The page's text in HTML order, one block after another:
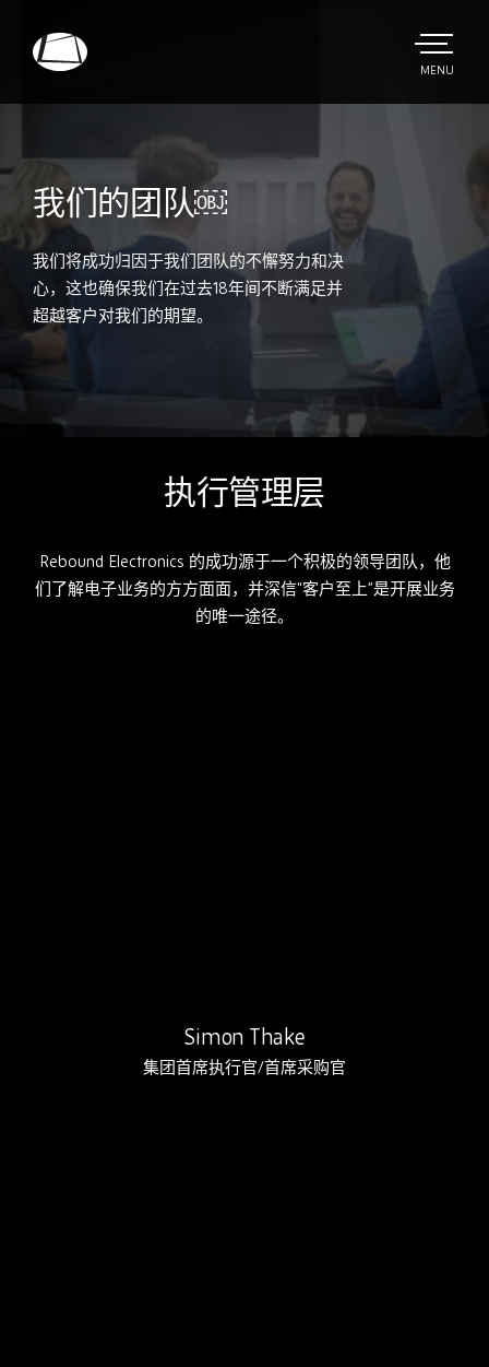
Electronics
TOGGLE
MENU
我们的团队￼
我们将成功归因于我们团队的不懈努力和决
心，这也确保我们在过去18年间不断满足并
超越客户对我们的期望。
执行管理层
Rebound Electronics 的成功源于一个积极的领导团队，他
们了解电子业务的方方面面，并深信“客户至上”是开展业务
的唯一途径。
Simon Thake
集团首席执行官/首席采购官